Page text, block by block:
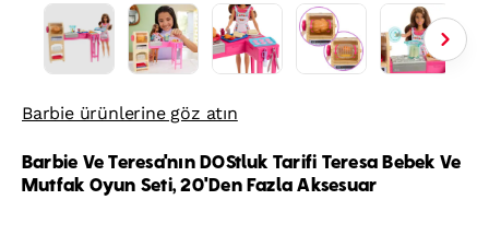
Barbie ürünlerine göz atın
Barbie Ve Teresa'nın DOStluk Tarifi Teresa Bebek Ve
Mutfak Oyun Seti, 20'Den Fazla Aksesuar